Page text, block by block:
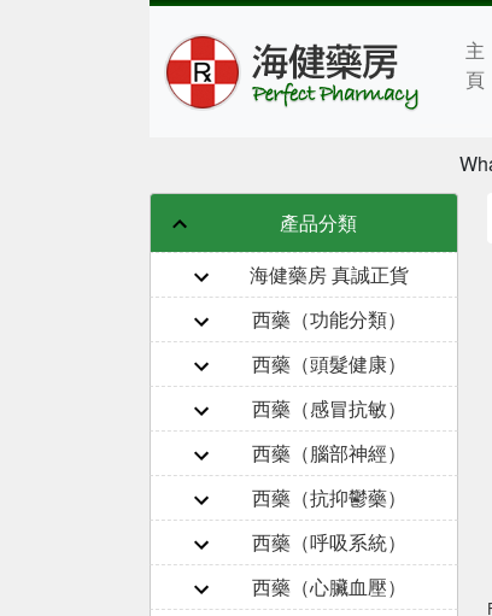
主
頁
產品分類
海健藥房 真誠正貨
西藥（功能分類）
西藥（頭髮健康）
西藥（感冒抗敏）
西藥（腦部神經）
西藥（抗抑鬱藥）
西藥（呼吸系統）
西藥（心臟血壓）